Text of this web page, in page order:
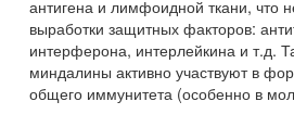
антигена и лимфоидной ткани, что
выработки защитных факторов:
интерферона, интерлейкина и т.д.
миндалины активно участвуют в
общего иммунитета (особенно в